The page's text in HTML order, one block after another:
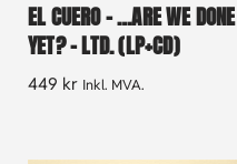
EL CUERO – …ARE WE DONE
YET? – LTD. (LP+CD)
449 kr Inkl. MVA.